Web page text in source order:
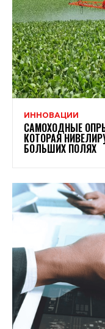
ИННОВАЦИИ
САМОХОДНЫЕ
КОТОРАЯ
БОЛЬШИХ ПОЛЯХ